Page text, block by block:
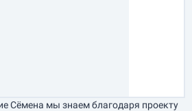
Сёмена мы знаем благодаря проекту